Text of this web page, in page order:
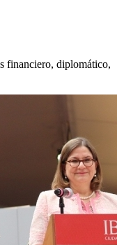
financiero, diplomático,